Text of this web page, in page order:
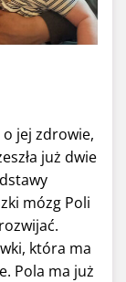
o jej zdrowie,
już dwie
mózg Poli
która ma
Pola ma już